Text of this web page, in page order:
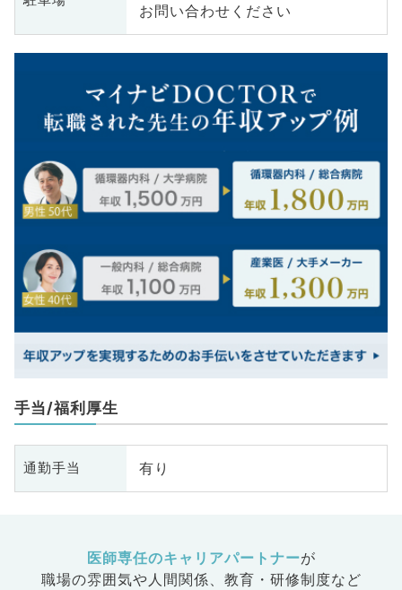
お問い合わせください
手当/福利厚生
通勤手当 有り
医師専任のキャリアパートナーが
職場の雰囲気や人間関係、 教育・研修制度など